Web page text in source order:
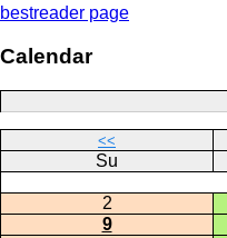
bestreader page
Calendar
<<
Su
2
9